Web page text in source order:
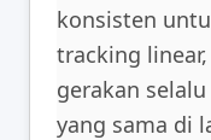
konsisten
tracking
gerakan
yang sama di